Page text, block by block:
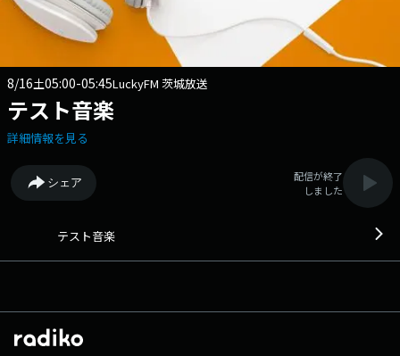
8/16土05:00-05:45LuckyFM 茨城放送
テスト音楽
詳細情報を見る
シェア
配信が終了
しました
テスト音楽